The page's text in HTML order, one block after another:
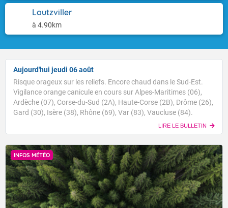
Loutzviller
à 4.90km
Aujourd'hui jeudi 06 août
Risque orageux sur les reliefs. Encore chaud dans le Sud-Est.
Vigilance orange canicule en cours sur Alpes-Maritimes (06),
Ardèche (07), Corse-du-Sud (2A), Haute-Corse (2B), Drôme (26),
Gard (30), Isère (38), Rhône (69), Var (83), Vaucluse (84).
LIRE LE BULLETIN
INFOS MÉTÉO